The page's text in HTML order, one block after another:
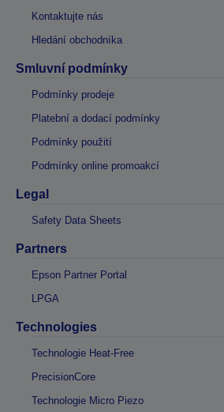
Kontaktujte nás
Hledání obchodníka
Smluvní podmínky
Podmínky prodeje
Platební a dodací podmínky
Podmínky použití
Podmínky online promoakcí
Legal
Safety Data Sheets
Partners
Epson Partner Portal
LPGA
Technologies
Technologie Heat-Free
PrecisionCore
Technologie Micro Piezo